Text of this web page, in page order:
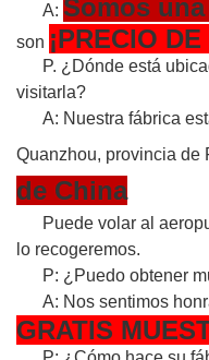
A: Somos
son ¡PRECIO
P. ¿Dónde está
visitarla?
A: Nuestra fábrica
Quanzhou, provincia de
de China
Puede volar al
lo recogeremos.
P: ¿Puedo obtener
A: Nos sentimos
GRATIS